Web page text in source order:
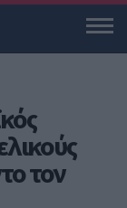
τον